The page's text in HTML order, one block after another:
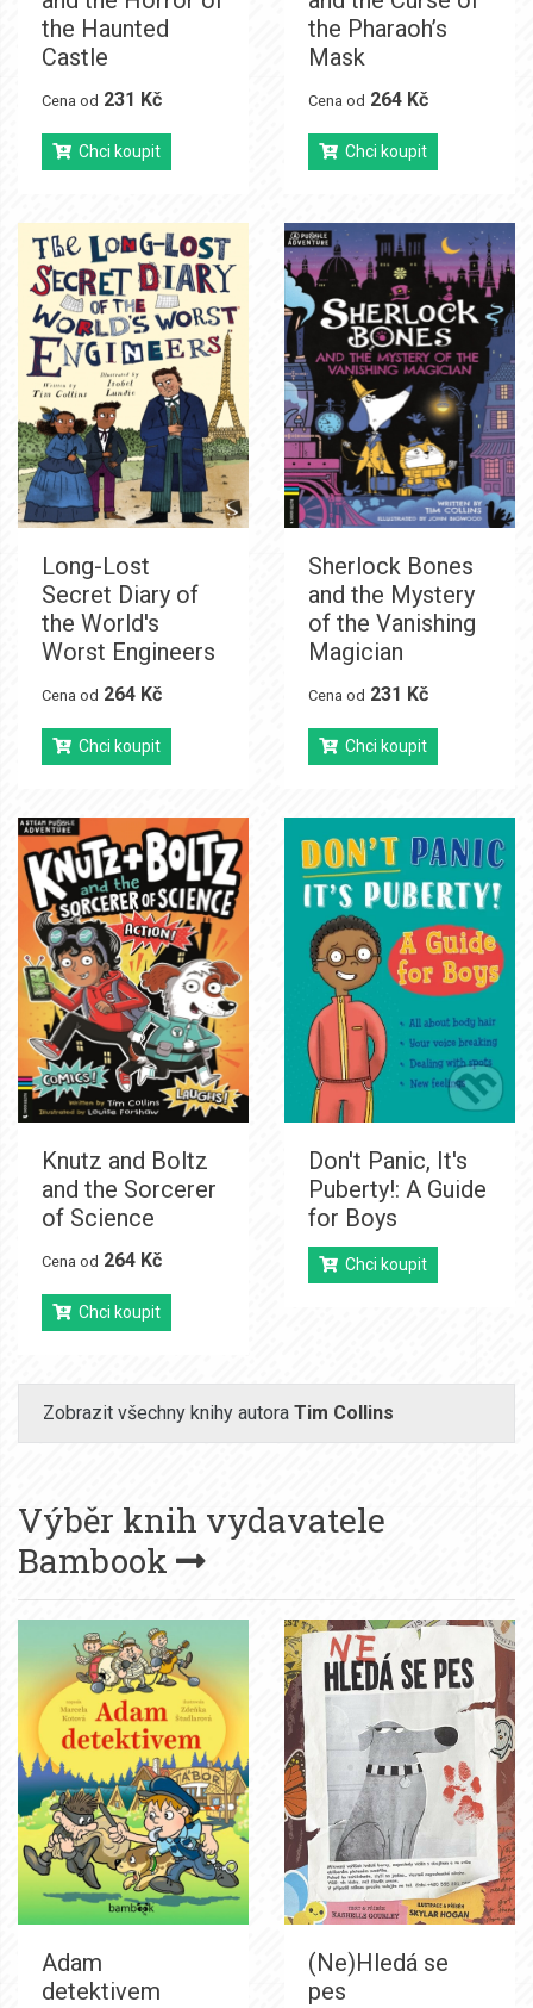
the Haunted
Castle
Cena od 231 Kč
Chci koupit
the Pharaoh’s
Mask
Cena od 264 Kč
Chci koupit
Long-Lost
Secret Diary of
the World's
Worst Engineers
Cena od 264 Kč
Chci koupit
Sherlock Bones
and the Mystery
of the Vanishing
Magician
Cena od 231 Kč
Chci koupit
Knutz and Boltz
and the Sorcerer
of Science
Cena od 264 Kč
Chci koupit
Don't Panic, It's
Puberty!: A Guide
for Boys
Chci koupit
Zobrazit všechny knihy autora Tim Collins
Výběr knih vydavatele
Bambook
Adam
detektivem
(Ne)Hledá se
pes